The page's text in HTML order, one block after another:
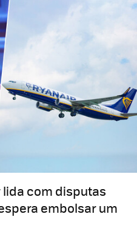
com disputas
embolsar um